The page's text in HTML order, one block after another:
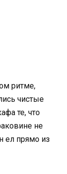
ритме,
чистые
те, что
не
ел прямо из